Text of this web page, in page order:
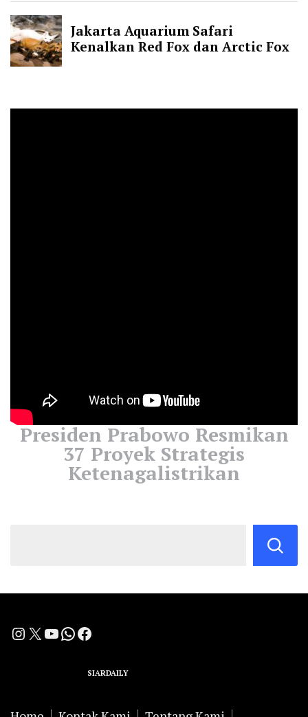
Presiden Prabowo Resmikan
37 Proyek Strategis
Ketenagalistrikan
Instagram
X YouTube
WhatsApp
Facebook
SIARDAILY